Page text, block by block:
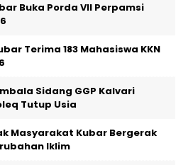
Buka Porda VII Perpamsi
Terima 183 Mahasiswa KKN
Sidang GGP Kalvari
Tutup Usia
Masyarakat Kubar Bergerak
Iklim